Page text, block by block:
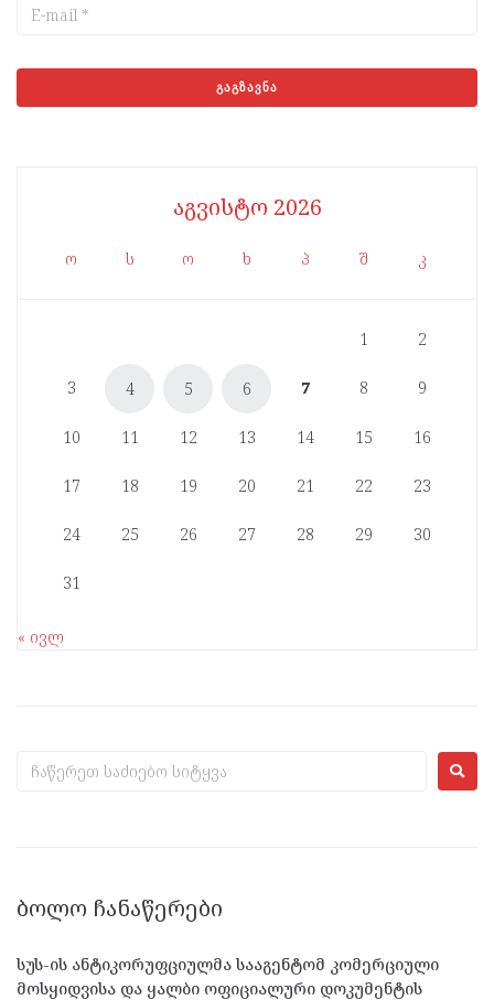
აგვისტო 2026
ო ს ო ხ პ შ კ
1 2
3 4 5 6 7 8 9
10 11 12 13 14 15 16
17 18 19 20 21 22 23
24 25 26 27 28 29 30
31
« ივლ
ᲑᲝᲚᲝ ᲩᲐᲜᲐᲬᲔᲠᲔᲑᲘ
სუს-ის ანტიკორუფციულმა სააგენტომ კომერციული
მოსყიდვისა და ყალბი ოფიციალური დოკუმენტის